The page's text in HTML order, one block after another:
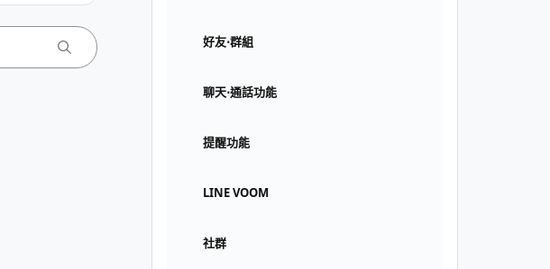
好友⋅群組
聊天⋅通話功能
提醒功能
LINE VOOM
社群